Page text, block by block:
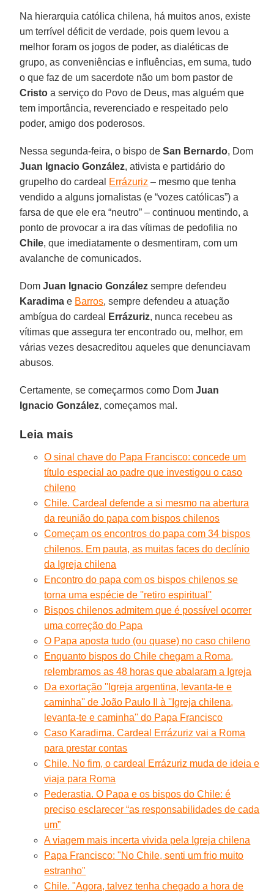
Na hierarquia católica chilena, há muitos anos, existe
um terrível déficit de verdade, pois quem levou a
melhor foram os jogos de poder, as dialéticas de
grupo, as conveniências e influências, em suma, tudo
o que faz de um sacerdote não um bom pastor de
Cristo a serviço do Povo de Deus, mas alguém que
tem importância, reverenciado e respeitado pelo
poder, amigo dos poderosos.
Nessa segunda-feira, o bispo de San Bernardo, Dom
Juan Ignacio González, ativista e partidário do
grupelho do cardeal Errázuriz – mesmo que tenha
vendido a alguns jornalistas (e “vozes católicas”) a
farsa de que ele era “neutro” – continuou mentindo, a
ponto de provocar a ira das vítimas de pedofilia no
Chile, que imediatamente o desmentiram, com um
avalanche de comunicados.
Dom Juan Ignacio González sempre defendeu
Karadima e Barros, sempre defendeu a atuação
ambígua do cardeal
Errázuriz, nunca recebeu as
vítimas que assegura ter encontrado ou, melhor, em
várias vezes desacreditou aqueles que denunciavam
abusos.
Certamente, se começarmos como Dom Juan
Ignacio González, começamos mal.
Leia mais
O sinal chave do Papa Francisco: concede um
título especial ao padre que investigou o caso
chileno
Chile. Cardeal defende a si mesmo na abertura
da reunião do papa com bispos chilenos
Começam os encontros do papa com 34 bispos
chilenos. Em pauta, as muitas faces do declínio
da Igreja chilena
Encontro do papa com os bispos chilenos se
torna uma espécie de ''retiro espiritual''
Bispos chilenos admitem que é possível ocorrer
uma correção do Papa
O Papa aposta tudo (ou quase) no caso chileno
Enquanto bispos do Chile chegam a Roma,
relembramos as 48 horas que abalaram a Igreja
Da exortação ''Igreja argentina, levanta-te e
caminha'' de João Paulo II à ''Igreja chilena,
levanta-te e caminha'' do Papa Francisco
Caso Karadima. Cardeal Errázuriz vai a Roma
para prestar contas
Chile. No fim, o cardeal Errázuriz muda de ideia e
viaja para Roma
Pederastia. O Papa e os bispos do Chile: é
preciso esclarecer “as responsabilidades de cada
um”
A viagem mais incerta vivida pela Igreja chilena
Papa Francisco: "No Chile, senti um frio muito
estranho"
Chile. "Agora, talvez tenha chegado a hora de